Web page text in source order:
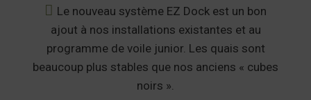
Le nouveau système EZ Dock est un bon
ajout à nos installations existantes et au
programme de voile junior. Les quais sont
beaucoup plus stables que nos anciens « cubes
noirs ».